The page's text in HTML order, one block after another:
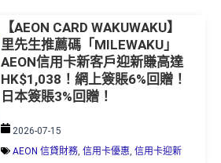
【AEON CARD WAKUWAKU】
里先生推薦碼「MILEWAKU」
AEON信用卡新客戶迎新賺高達
HK$1,038！網上簽賬6%回贈！
日本簽賬3%回贈！
2026-07-15
AEON 信貸財務, 信用卡優惠, 信用卡迎新